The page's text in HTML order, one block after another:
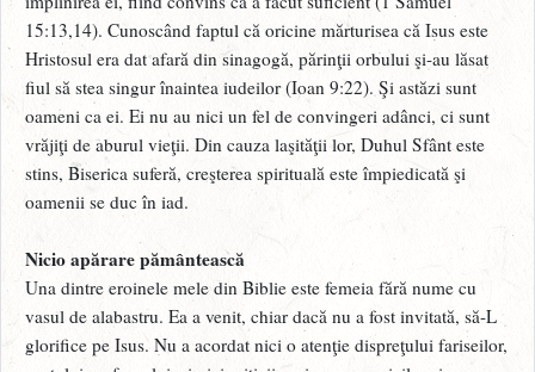
15:13,14). Cunoscând faptul că oricine mărturisea că Isus este
Hristosul era dat afară din sinagogă, părinţii orbului şi-au lăsat
fiul să stea singur înaintea iudeilor (Ioan 9:22). Şi astăzi sunt
oameni ca ei. Ei nu au nici un fel de convingeri adânci, ci sunt
vrăjiţi de aburul vieţii. Din cauza laşităţii lor, Duhul Sfânt este
stins, Biserica suferă, creşterea spirituală este împiedicată şi
oamenii se duc în iad.
Nicio apărare pământească
Una dintre eroinele mele din Biblie este femeia fără nume cu
vasul de alabastru. Ea a venit, chiar dacă nu a fost invitată, să-L
glorifice pe Isus. Nu a acordat nici o atenţie dispreţului fariseilor,